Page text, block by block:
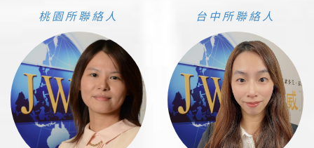
桃園所聯絡人 台中所聯絡人